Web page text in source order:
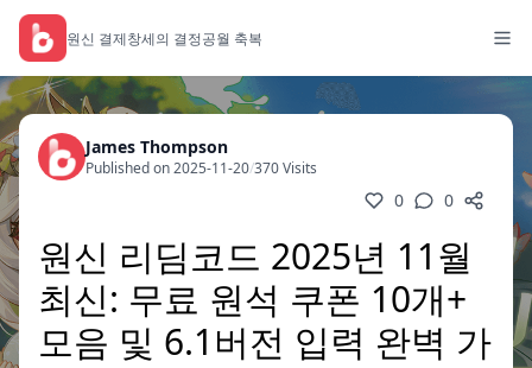
원신 결제창세의 결정공월 축복
James Thompson
Published on 2025-11-20/370 Visits
0 0
원신 리딤코드 2025년 11월
최신: 무료 원석 쿠폰 10개+
모음 및 6.1버전 입력 완벽 가